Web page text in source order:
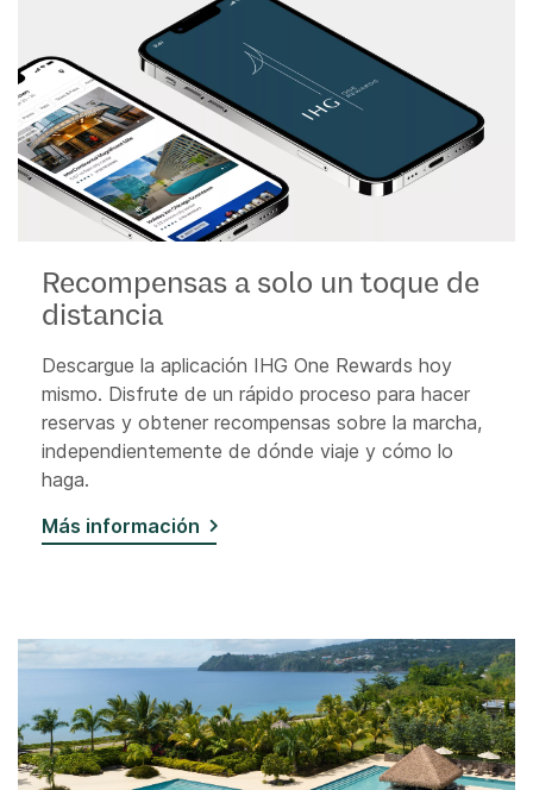
Recompensas a solo un toque de
distancia
Descargue la aplicación IHG One Rewards hoy
mismo. Disfrute de un rápido proceso para hacer
reservas y obtener recompensas sobre la marcha,
independientemente de dónde viaje y cómo lo
haga.
Más información